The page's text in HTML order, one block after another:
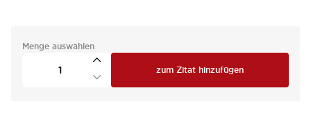
Menge auswählen
zum Zitat hinzufügen